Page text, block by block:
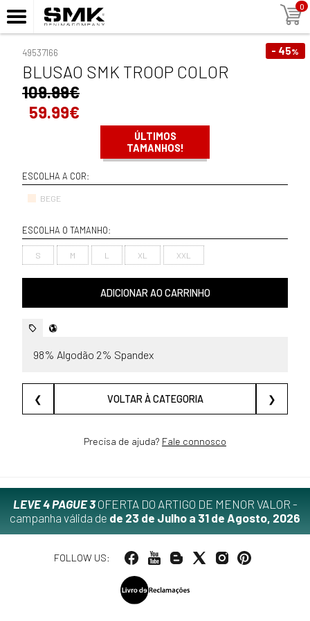
0
- 45%
49537166
BLUSAO SMK TROOP COLOR
109.99€
59.99€
ÚLTIMOS
TAMANHOS!
ESCOLHA A COR:
BEGE
ESCOLHA O TAMANHO:
S M L XL XXL
ADICIONAR AO CARRINHO
98% Algodão 2% Spandex
❮ VOLTAR À CATEGORIA ❯
Precisa de ajuda? Fale connosco
LEVE 4 PAGUE 3OFERTA DO ARTIGO DE MENOR VALOR -
campanha válida de de 23 de Julho a 31 de Agosto, 2026
FOLLOW US: